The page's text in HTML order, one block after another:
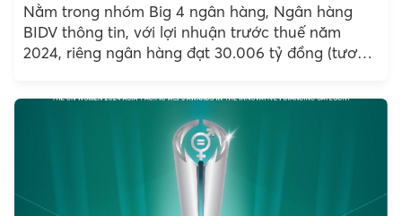
Nằm trong nhóm Big 4 ngân hàng, Ngân hàng
BIDV thông tin, với lợi nhuận trước thuế năm
2024, riêng ngân hàng đạt 30.006 tỷ đồng (tương